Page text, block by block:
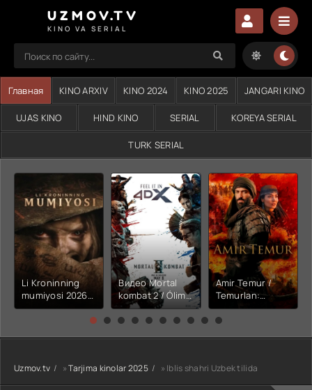
UZMOV.TV
KINO VA SERIAL
Главная KINO ARXIV KINO 2024 KINO 2025 JANGARI KINO
UJAS KINO HIND KINO SERIAL KOREYA SERIAL
TURK SERIAL
Li Kroninning
mumiyosi 2026
(uzbek tilida
kino) tarjima HD
Видео Mortal
kombat 2 / Ólim
jangi 2 (2026)
Uzbek tilida
Amir Temur /
Temurlan:
Fathchining
yuksalishi
tarjima kino Full
HD tas-ix
Uzmov.tv »Tarjima kinolar 2025 » Iblis shahri Uzbek tilida